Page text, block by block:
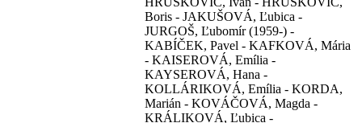
Boris - JAKUŠOVÁ, Ľubica -
JURGOŠ, Ľubomír (1959-) -
KABÍČEK, Pavel - KAFKOVÁ, Mária
- KAISEROVÁ, Emília -
KAYSEROVÁ, Hana -
KOLLÁRIKOVÁ, Emília - KORDA,
Marián - KOVÁČOVÁ, Magda -
KRÁLIKOVÁ, Ľubica -